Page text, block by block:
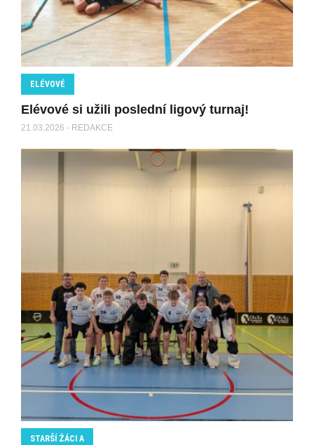
ELÉVOVÉ
Elévové si užili poslední ligový turnaj!
21.03.2026 - REDAKCE
STARŠÍ ŽÁCI A